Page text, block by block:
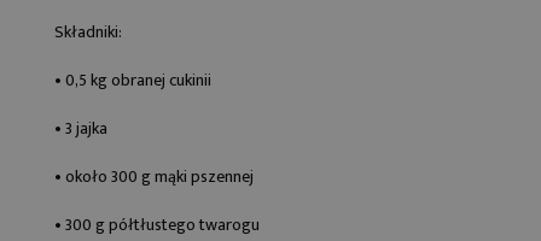
Składniki:
• 0,5 kg obranej cukinii
• 3 jajka
• około 300 g mąki pszennej
• 300 g półtłustego twarogu